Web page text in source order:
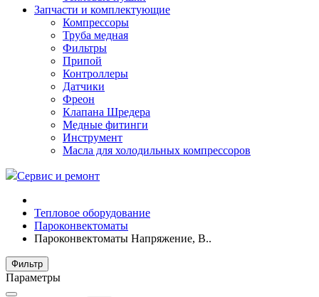
Запчасти и комплектующие
Компрессоры
Труба медная
Фильтры
Припой
Контроллеры
Датчики
Фреон
Клапана Шредера
Медные фитинги
Инструмент
Масла для холодильных компрессоров
Сервис и ремонт
Тепловое оборудование
Пароконвектоматы
Пароконвектоматы Напряжение, В..
Фильтр
Параметры